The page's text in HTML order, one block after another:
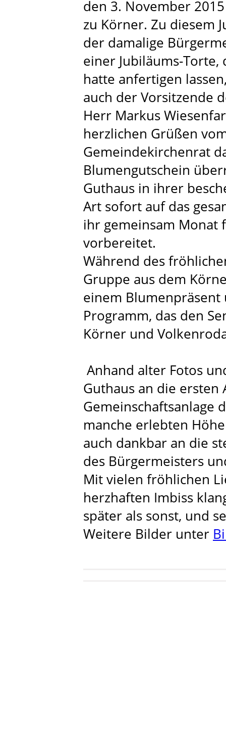
den 3. November
zu Körner. Zu diesem
der damalige
einer Jubiläums-
hatte anfertigen
auch der Vorsitzende
Herr Markus
herzlichen Grüßen
Gemeindekirchenrat
Blumengutschein
Guthaus in ihrer
Art sofort auf das
ihr gemeinsam
vorbereitet.
Während des
Gruppe aus dem
einem
Programm, das den
Körner und
Anhand alter Fotos
Guthaus an die ersten
Gemeinschaftsanlage
manche erlebten
auch dankbar an die
des Bürgermeisters
Mit vielen fröhlichen
herzhaften Imbiss
später als sonst, und
Weitere Bilder unter